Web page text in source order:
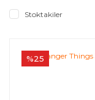
Stoktakiler
%25